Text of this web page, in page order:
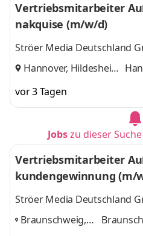
Vertriebsmitarbeiter
nakquise (m/w/d)
Ströer Media Deutschland
Hannover, Hildesheim
vor 3 Tagen
Jobszu dieser
Vertriebsmitarbeiter
kundengewinnung (m/
Ströer Media Deutschland
Braunschweig,